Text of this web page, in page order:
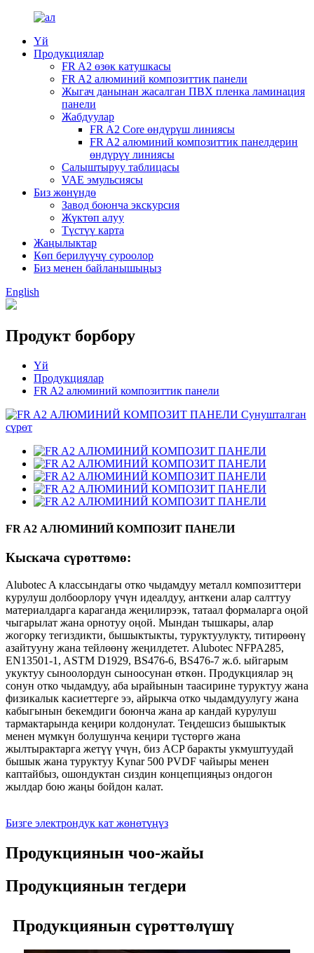
Үй
Продукциялар
FR A2 өзөк катушкасы
FR A2 алюминий композиттик панели
Жыгач данынан жасалган ПВХ пленка ламинация
панели
Жабдуулар
FR A2 Core өндүрүш линиясы
FR A2 алюминий композиттик панелдерин
өндүрүү линиясы
Салыштыруу таблицасы
VAE эмульсиясы
Биз жөнүндө
Завод боюнча экскурсия
Жүктөп алуу
Түстүү карта
Жаңылыктар
Көп берилүүчү суроолор
Биз менен байланышыңыз
English
Продукт борбору
Үй
Продукциялар
FR A2 алюминий композиттик панели
FR A2 АЛЮМИНИЙ КОМПОЗИТ ПАНЕЛИ
Кыскача сүрөттөмө:
Alubotec A классындагы отко чыдамдуу металл композиттери
курулуш долбоорлору үчүн идеалдуу, анткени алар салттуу
материалдарга караганда жеңилирээк, татаал формаларга оңой
чыгарылат жана орнотуу оңой. Мындан тышкары, алар
жогорку тегиздикти, бышыктыкты, туруктуулукту, титирөөнү
азайтууну жана тейлөөнү жеңилдетет. Alubotec NFPA285,
EN13501-1, ASTM D1929, BS476-6, BS476-7 ж.б. ыйгарым
укуктуу сыноолордун сыноосунан өткөн. Продукциялар эң
сонун отко чыдамдуу, аба ырайынын таасирине туруктуу жана
физикалык касиеттерге ээ, айрыкча отко чыдамдуулугу жана
кабыгынын бекемдиги боюнча жана ар кандай курулуш
тармактарында кеңири колдонулат. Теңдешсиз бышыктык
менен мүмкүн болушунча кеңири түстөргө жана
жылтырактарга жетүү үчүн, биз ACP баракты укмуштуудай
бышык жана туруктуу Kynar 500 PVDF чайыры менен
каптайбыз, ошондуктан сиздин концепцияңыз ондогон
жылдар бою жаңы бойдон калат.
Бизге электрондук кат жөнөтүңүз
Продукциянын чоо-жайы
Продукциянын тегдери
Продукциянын сүрөттөлүшү